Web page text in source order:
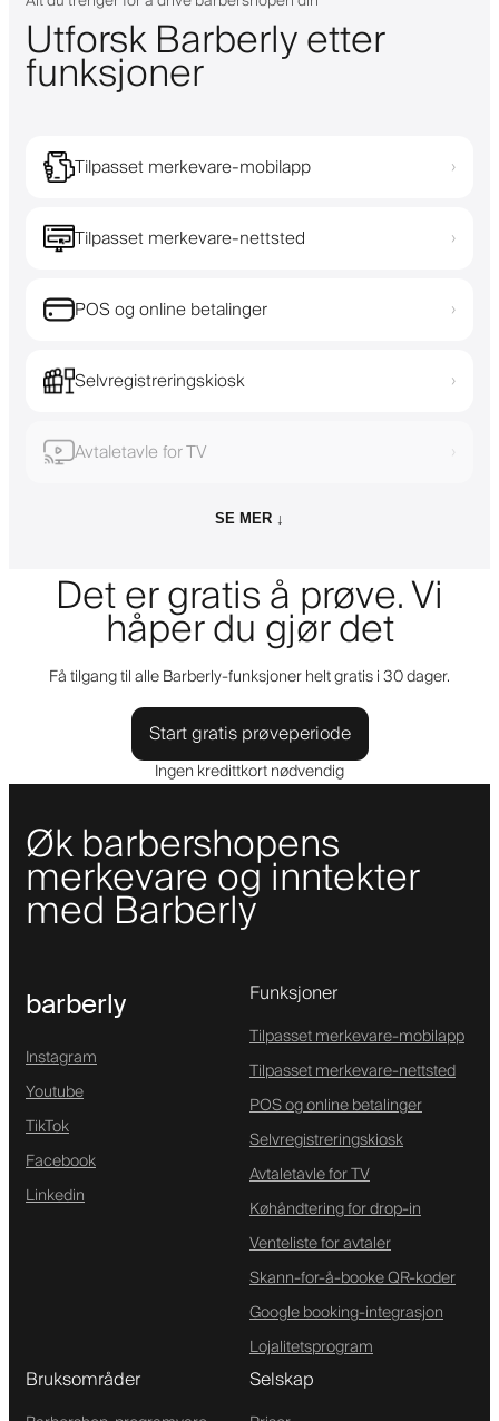
Utforsk Barberly etter
funksjoner
Tilpasset merkevare-mobilapp ›
Tilpasset merkevare-nettsted ›
POS og online betalinger ›
Selvregistreringskiosk ›
Avtaletavle for TV ›
SE MER ↓
Det er gratis å prøve. Vi
håper du gjør det
Få tilgang til alle Barberly-funksjoner helt gratis i 30 dager.
Start gratis prøveperiode
Ingen kredittkort nødvendig
Øk barbershopens
merkevare og inntekter
med Barberly
barberly
Instagram
Youtube
TikTok
Facebook
Linkedin
Funksjoner
Tilpasset merkevare-mobilapp
Tilpasset merkevare-nettsted
POS og online betalinger
Selvregistreringskiosk
Avtaletavle for TV
Køhåndtering for drop-in
Venteliste for avtaler
Skann-for-å-booke QR-koder
Google booking-integrasjon
Lojalitetsprogram
Bruksområder Selskap